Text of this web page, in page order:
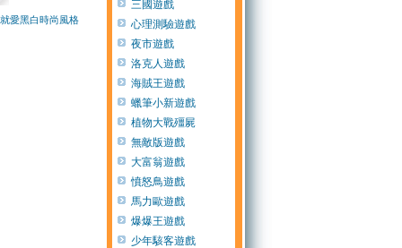
愛黑白時尚風格
三國遊戲
心理測驗遊戲
夜市遊戲
洛克人遊戲
海賊王遊戲
蠟筆小新遊戲
植物大戰殭屍
無敵版遊戲
大富翁遊戲
憤怒鳥遊戲
馬力歐遊戲
爆爆王遊戲
少年駭客遊戲